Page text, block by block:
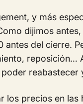
y más
dijimos
antes del cierre.
reposición…
reabastecer
los precios en las